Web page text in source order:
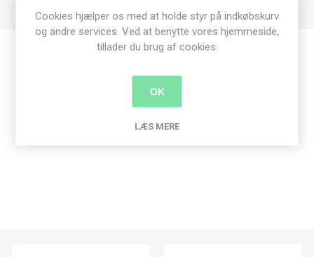
Produkt tags
mist (1), spray flaske
Cookies hjælper os med at holde styr på indkøbskurv
og andre services. Ved at benytte vores hjemmeside,
tillader du brug af cookies.
OK
LÆS MERE